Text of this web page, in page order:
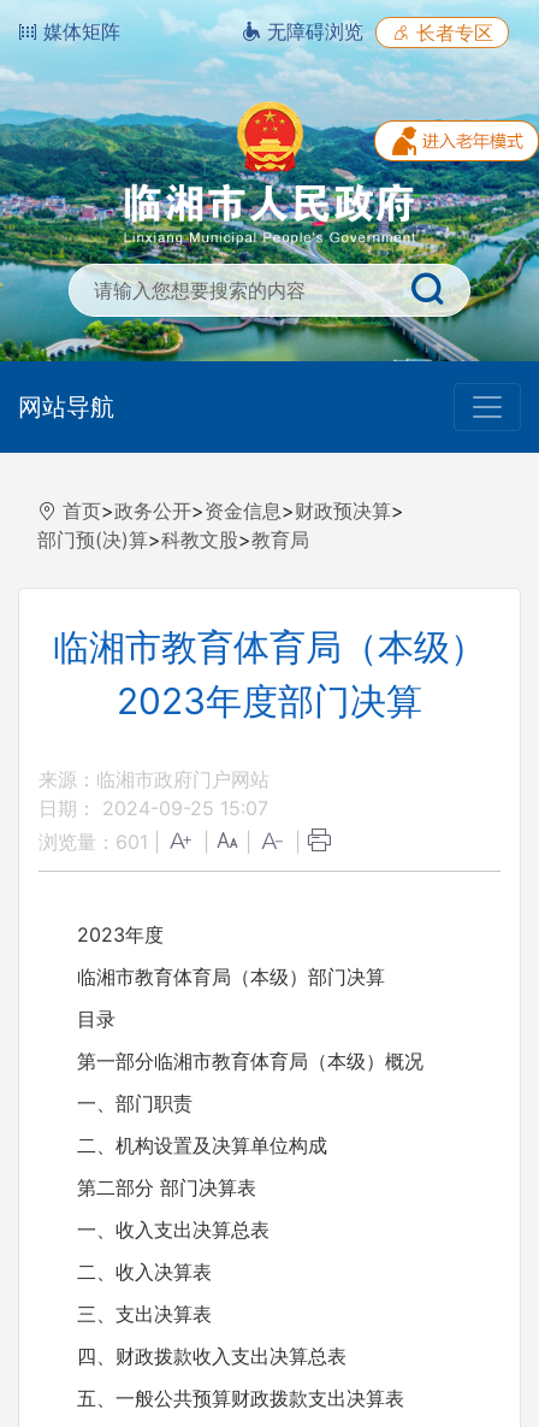
媒体矩阵 无障碍浏览 长者专区
网站导航
首页>政务公开>资金信息>财政预决算>
部门预(决)算>科教文股>教育局
临湘市教育体育局（本级）
2023年度部门决算
来源：临湘市政府门户网站
日期： 2024-09-25 15:07
浏览量： 601
2023年度
临湘市教育体育局（本级）部门决算
目录
第一部分临湘市教育体育局（本级）概况
一、部门职责
二、机构设置及决算单位构成
第二部分 部门决算表
一、收入支出决算总表
二、收入决算表
三、支出决算表
四、财政拨款收入支出决算总表
五、一般公共预算财政拨款支出决算表